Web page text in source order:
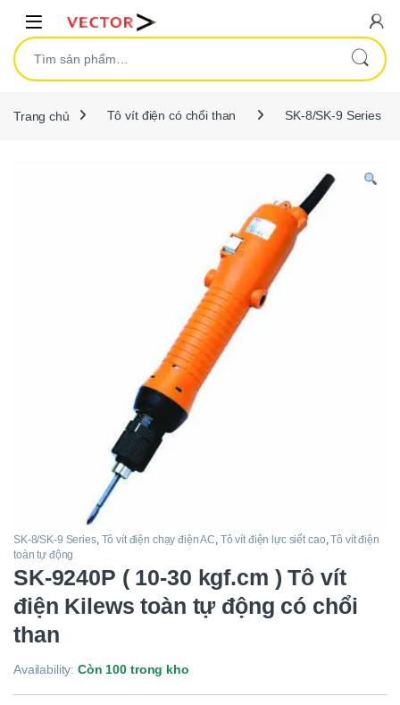
Open
Tìm kiếm:
Trang chủ Tô vít điện có chổi than SK-8/SK-9 Series
SK-8/SK-9 Series, Tô vít điện chạy điện AC, Tô vít điện lực siết cao,Tô vít điện
toàn tự động
SK-9240P ( 10-30 kgf.cm ) Tô vít
điện Kilews toàn tự động có chổi
than
Availability:Còn 100 trong kho